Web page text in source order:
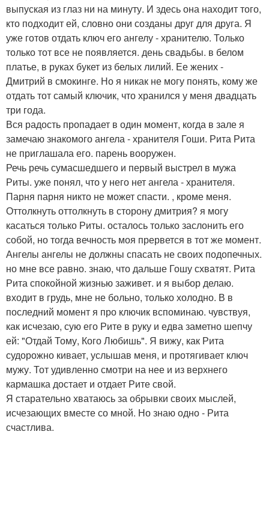
выпуская из глаз ни на минуту. И здесь она находит того,
кто подходит ей, словно они созданы друг для друга. Я
уже готов отдать ключ его ангелу - хранителю. Только
только тот все не появляется. день свадьбы. в белом
платье, в руках букет из белых лилий. Ее жених -
Дмитрий в смокинге. Но я никак не могу понять, кому же
отдать тот самый ключик, что хранился у меня двадцать
три года.
Вся радость пропадает в один момент, когда в зале я
замечаю знакомого ангела - хранителя Гоши. Рита Рита
не приглашала его. парень вооружен.
Речь речь сумасшедшего и первый выстрел в мужа
Риты. уже понял, что у него нет ангела - хранителя.
Парня парня никто не может спасти. , кроме меня.
Оттолкнуть оттолкнуть в сторону дмитрия? я могу
касаться только Риты. осталось только заслонить его
собой, но тогда вечность моя прервется в тот же момент.
Ангелы ангелы не должны спасать не своих подопечных.
но мне все равно. знаю, что дальше Гошу схватят. Рита
Рита спокойной жизнью заживет. и я выбор делаю.
входит в грудь, мне не больно, только холодно. В в
последний момент я про ключик вспоминаю. чувствуя,
как исчезаю, сую его Рите в руку и едва заметно шепчу
ей: "Отдай Тому, Кого Любишь". Я вижу, как Рита
судорожно кивает, услышав меня, и протягивает ключ
мужу. Тот удивленно смотри на нее и из верхнего
кармашка достает и отдает Рите свой.
Я старательно хватаюсь за обрывки своих мыслей,
исчезающих вместе со мной. Но знаю одно - Рита
счастлива.